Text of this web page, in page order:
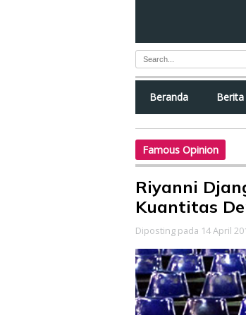
Beranda Berita
Famous Opinion
Riyanni
Kuantitas
Diposting pada 14 April